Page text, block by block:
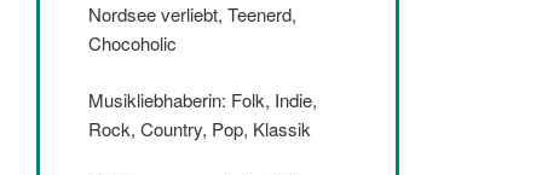
Nordsee verliebt, Teenerd,
Chocoholic
Musikliebhaberin: Folk, Indie,
Rock, Country, Pop, Klassik